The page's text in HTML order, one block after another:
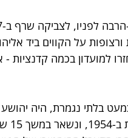
ורצופות על הקווים ביד
למועדון בכמה קדנציות -
בלתי נגמרת, היה יהושע
אימן